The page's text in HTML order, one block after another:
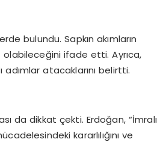
bulundu. Sapkın akımların
ifade etti. Ayrıca,
adımlar atacaklarını belirtti.
da dikkat çekti. Erdoğan, “İmralı
kararlılığını ve